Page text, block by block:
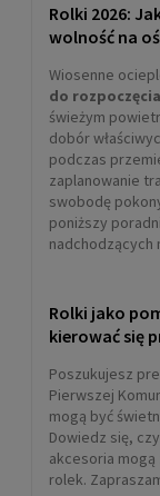
Rolki 2026:
wolność na
Wiosenne
do
świeżym
dobór
podczas
zaplanowanie
swobodę
poniższy
nadchodzących
Rolki jako
kierować się
Poszukujesz
Pierwszej
mogą być
Dowiedz się,
akcesoria
rolek.